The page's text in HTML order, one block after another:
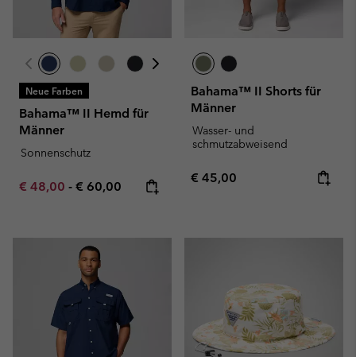
Neue Farben
Bahama™ II Hemd für
Männer
Sonnenschutz
Minimum sale price:
€ 48,00 - Maximum price:
€ 60,00
Bahama™ II Shorts für
Männer
Wasser- und
schmutzabweisend
Regular price:
€ 45,00